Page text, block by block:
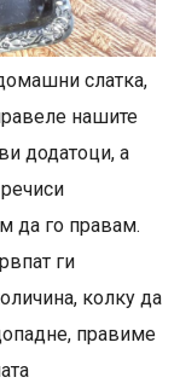
слатка,
нашите
додатоци, а
да го правам.
ги
колку да
правиме